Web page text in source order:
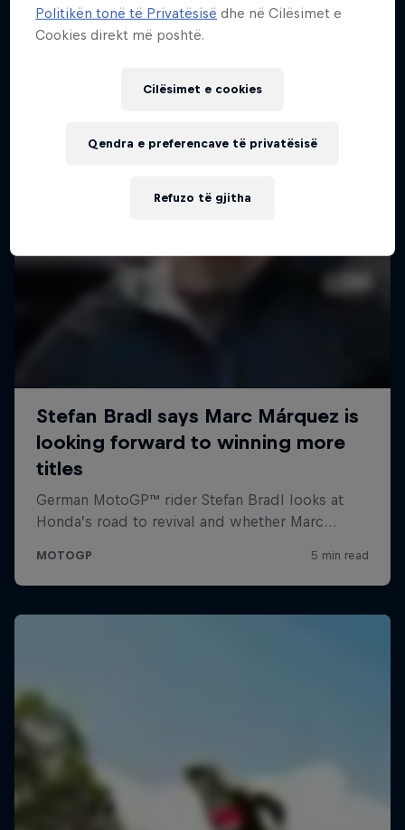
Inside the mind of Danny MacAskill
Politikën tonë të Privatësisë dhe në Cilësimet e
Cookies direkt më poshtë.
Cilësimet e cookies
Refuzo të gjitha
Qendra e preferencave të privatësisë